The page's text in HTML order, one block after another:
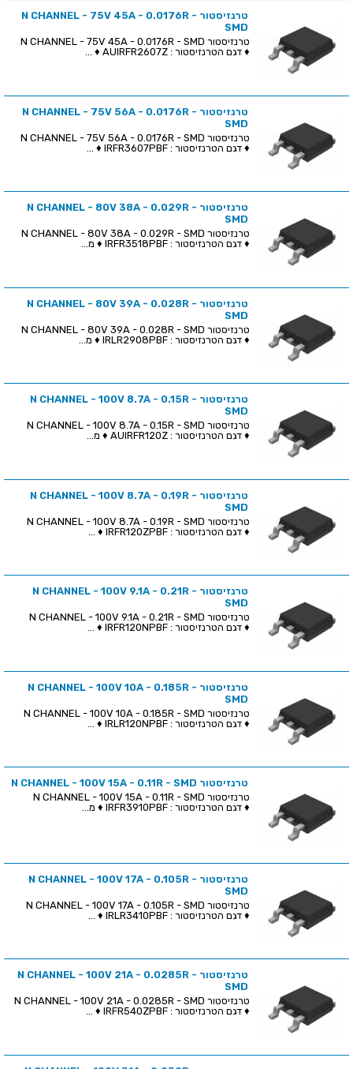
טרנזיסטור N CHANNEL - 75V 45A - 0.0176R -
SMD
♦ דגם הטרנזיסטור : AUIRFR2607Z ♦ ...
טרנזיסטור N CHANNEL - 75V 56A - 0.0176R -
SMD
♦ דגם הטרנזיסטור : IRFR3607PBF ♦ ...
טרנזיסטור N CHANNEL - 80V 38A - 0.029R -
SMD
♦ דגם הטרנזיסטור : IRFR3518PBF ♦ מ...
טרנזיסטור N CHANNEL - 80V 39A - 0.028R -
SMD
♦ דגם הטרנזיסטור : IRLR2908PBF ♦ מ...
טרנזיסטור N CHANNEL - 100V 8.7A - 0.15R -
SMD
♦ דגם הטרנזיסטור : AUIRFR120Z ♦ מ...
טרנזיסטור N CHANNEL - 100V 8.7A - 0.19R -
SMD
♦ דגם הטרנזיסטור : IRFR120ZPBF ♦ ...
טרנזיסטור N CHANNEL - 100V 9.1A - 0.21R -
SMD
♦ דגם הטרנזיסטור : IRFR120NPBF ♦ ...
טרנזיסטור N CHANNEL - 100V 10A - 0.185R -
SMD
♦ דגם הטרנזיסטור : IRLR120NPBF ♦ ...
טרנזיסטור N CHANNEL - 100V 15A - 0.11R - SMD
♦ דגם הטרנזיסטור : IRFR3910PBF ♦ מ...
טרנזיסטור N CHANNEL - 100V 17A - 0.105R -
SMD
♦ דגם הטרנזיסטור : IRLR3410PBF ♦ ...
טרנזיסטור N CHANNEL - 100V 21A - 0.0285R -
SMD
♦ דגם הטרנזיסטור : IRFR540ZPBF ♦ ...